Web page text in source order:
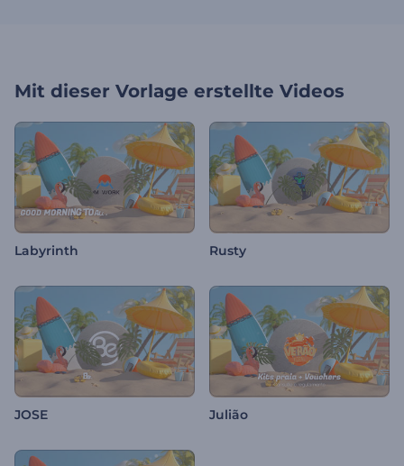
Mit dieser Vorlage erstellte Videos
Labyrinth Rusty
JOSE Julião